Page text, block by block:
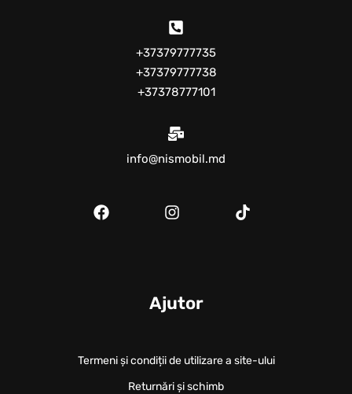
+37379777735
+37379777738
+37378777101
info@nismobil.md
Ajutor
Termeni și condiții de utilizare a site-ului
Returnări și schimb